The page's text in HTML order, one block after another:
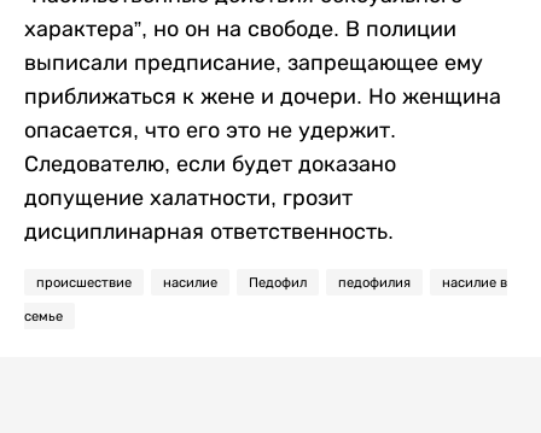
характера”, но он на свободе. В полиции
выписали предписание, запрещающее ему
приближаться к жене и дочери. Но женщина
опасается, что его это не удержит.
Следователю, если будет доказано
допущение халатности, грозит
дисциплинарная ответственность.
происшествие насилие Педофил педофилия насилие в
семье